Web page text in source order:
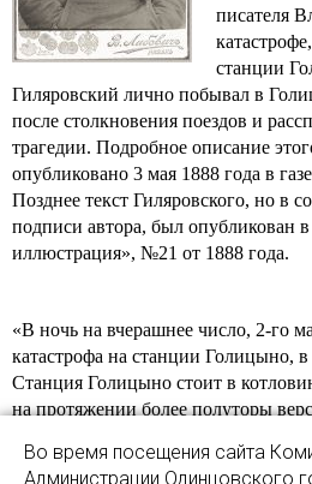
писателя
станции
Гиляровский лично побывал в
после столкновения поездов и
трагедии. Подробное описание
опубликовано 3 мая 1888 года в
Позднее текст Гиляровского, но в
подписи автора, был опубликован
иллюстрация», №21 от 1888 года.
«В ночь на вчерашнее число, 2-го
катастрофа на станции Голицыно,
Станция Голицыно стоит в
на протяжении более полуторы
двух поезда, повреждён паровоз,
Во время посещения сайта
Администрации Одинцовского